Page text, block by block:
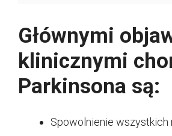
Głównymi
klinicznymi
Parkinsona są:
Spowolnienie wszystkich